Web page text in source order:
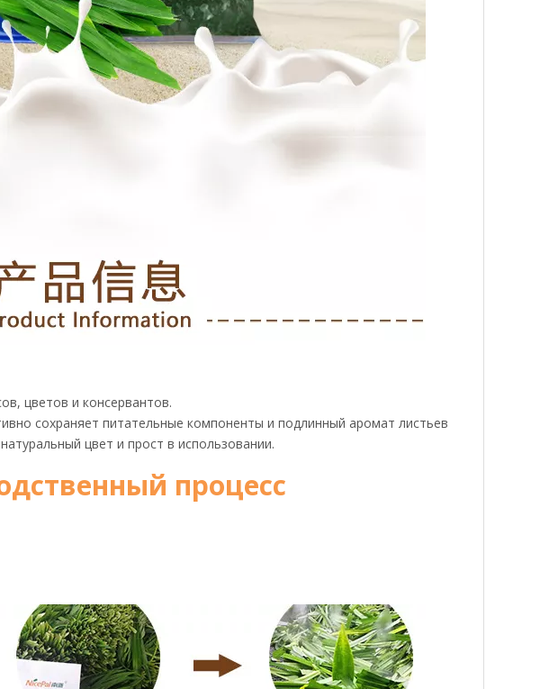
цветов и консервантов.
сохраняет питательные компоненты и подлинный аромат листьев
цвет и прост в использовании.
процесс